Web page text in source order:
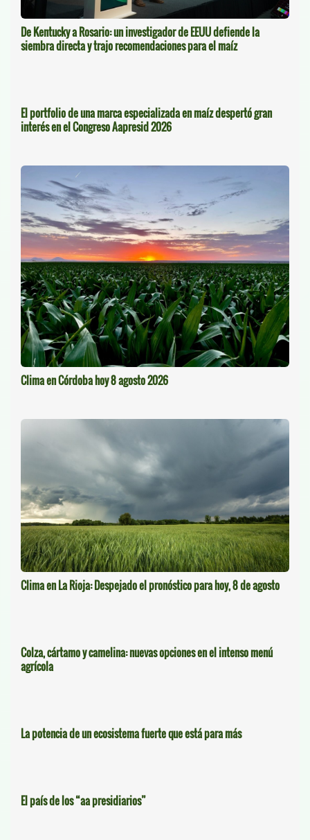
De Kentucky a Rosario: un investigador de EEUU defiende la
siembra directa y trajo recomendaciones para el maíz
El portfolio de una marca especializada en maíz despertó gran
interés en el Congreso Aapresid 2026
Clima en Córdoba hoy 8 agosto 2026
Clima en La Rioja: Despejado el pronóstico para hoy, 8 de agosto
Colza, cártamo y camelina: nuevas opciones en el intenso menú
agrícola
La potencia de un ecosistema fuerte que está para más
El país de los “aa presidiarios”